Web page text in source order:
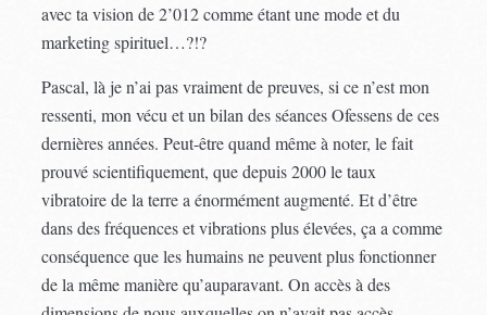
avec ta vision de 2’012 comme étant une mode et du
marketing spirituel…?!?
Pascal, là je n’ai pas vraiment de preuves, si ce n’est mon
ressenti, mon vécu et un bilan des séances Ofessens de ces
dernières années. Peut-être quand même à noter, le fait
prouvé scientifiquement, que depuis 2000 le taux
vibratoire de la terre a énormément augmenté. Et d’être
dans des fréquences et vibrations plus élevées, ça a comme
conséquence que les humains ne peuvent plus fonctionner
de la même manière qu’auparavant. On accès à des